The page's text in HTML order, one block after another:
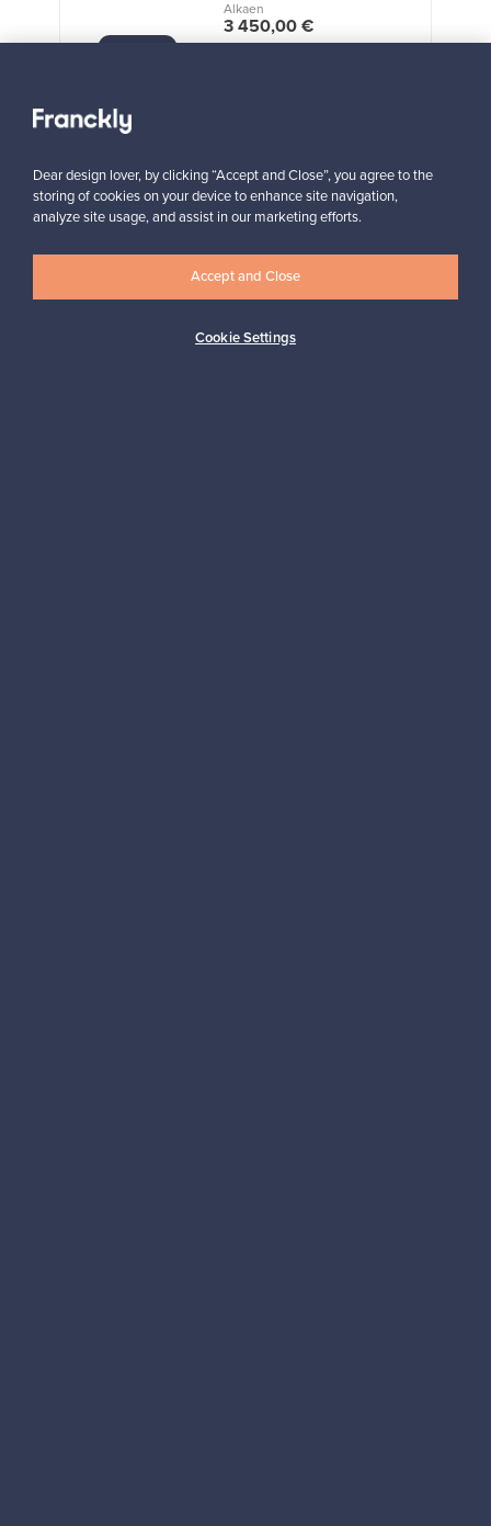
Alkaen
3 450,00 €
Haluatko inspiroitua designista?
Dear design lover, by clicking “Accept and Close”, you agree to the
storing of cookies on your device to enhance site navigation,
analyze site usage, and assist in our marketing efforts.
Cookie Settings
Accept and Close